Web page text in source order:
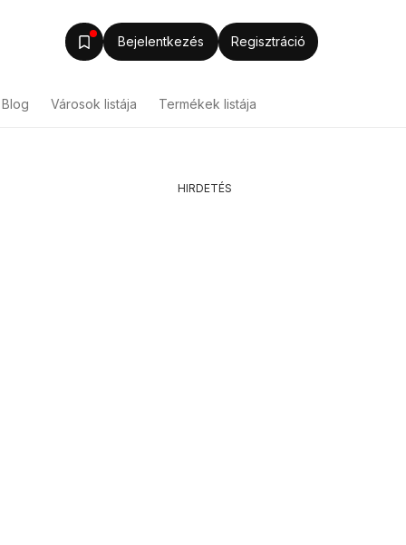
Bejelentkezés Regisztráció
Blog Városok listája Termékek listája
HIRDETÉS